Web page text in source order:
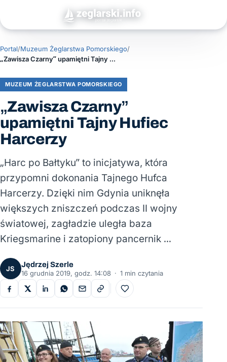
Portal/Muzeum Żeglarstwa Pomorskiego/
„Zawisza Czarny” upamiętni Tajny Hufiec Harcerzy
MUZEUM ŻEGLARSTWA POMORSKIEGO
„Zawisza Czarny”
upamiętni Tajny Hufiec
Harcerzy
„Harc po Bałtyku” to inicjatywa, która
przypomni dokonania Tajnego Hufca
Harcerzy. Dzięki nim Gdynia uniknęła
większych zniszczeń podczas II wojny
światowej, zagładzie uległa baza
Kriegsmarine i zatopiony pancernik …
JS
Jędrzej Szerle
16 grudnia 2019, godz. 14:08 · 1 min czytania
Do ulubionych